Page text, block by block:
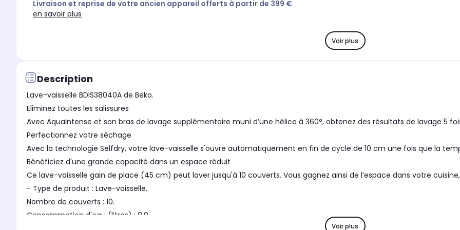
Livraison et reprise de votre ancien appareil offerts à partir de 399 €
en savoir plus
Voir plus
Description
Lave-vaisselle BDIS38040A de Beko.
Eliminez toutes les salissures
Avec AquaIntense et son bras de lavage supplémentaire muni d’une hélice à 360°, obtenez des résultats de lavage 5
Perfectionnez votre séchage
Avec la technologie Selfdry, votre lave-vaisselle s'ouvre automatiquement en fin de cycle de 10 cm une fois que la
Bénéficiez d'une grande capacité dans un espace réduit
Ce lave-vaisselle gain de place (45 cm) peut laver jusqu'à 10 couverts. Vous gagnez ainsi de l’espace dans votre
- Type de produit : Lave-vaisselle.
Nombre de couverts : 10.
Consommation d'eau (litres) : 8.9.
Voir plus